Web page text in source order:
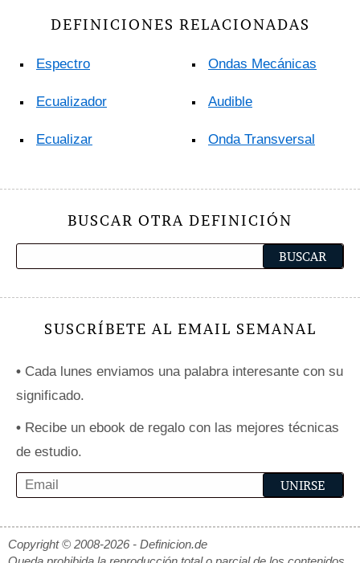
DEFINICIONES RELACIONADAS
Espectro
Ecualizador
Ecualizar
Ondas Mecánicas
Audible
Onda Transversal
BUSCAR OTRA DEFINICIÓN
SUSCRÍBETE AL EMAIL SEMANAL
• Cada lunes enviamos una palabra interesante con su
significado.
• Recibe un ebook de regalo con las mejores técnicas
de estudio.
Copyright © 2008-2026 - Definicion.de